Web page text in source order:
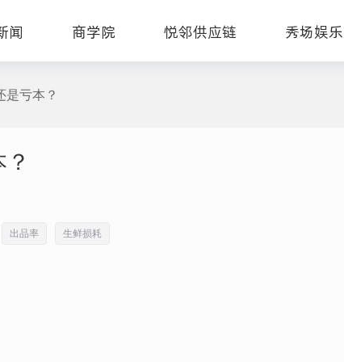
闻 商学院 悦邻供应链 秀场娱乐
是亏本？
出品率
生鲜损耗